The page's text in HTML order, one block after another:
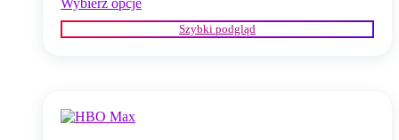
Wybierz opcje
produkt
ma
Szybki podgląd